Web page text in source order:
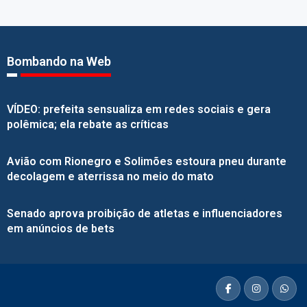
Bombando na Web
VÍDEO: prefeita sensualiza em redes sociais e gera
polêmica; ela rebate as críticas
Avião com Rionegro e Solimões estoura pneu durante
decolagem e aterrissa no meio do mato
Senado aprova proibição de atletas e influenciadores
em anúncios de bets